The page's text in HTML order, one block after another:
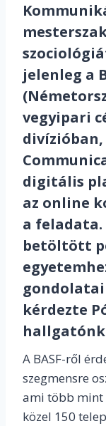
jelenleg a
vegyipari
digitális
az online
a feladata.
betöltött
kérdezte
A BASF-ről
szegmensre
ami több mint
közel 150